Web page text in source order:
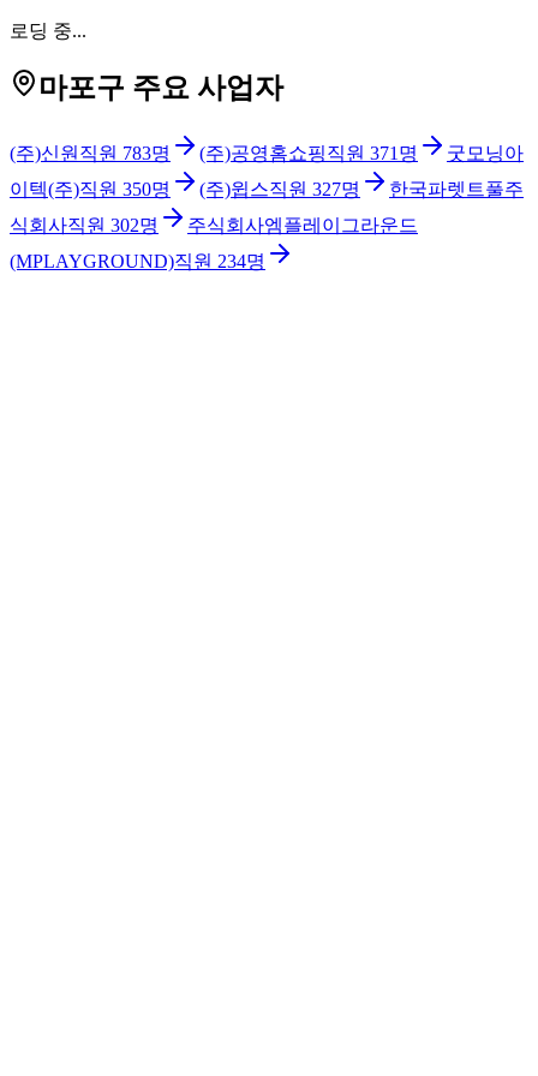
로딩 중...
마포구 주요 사업자
(주)신원 직원 783명 (주)공영홈쇼핑직원 371 명
굿모닝아
이텍(주)직원 350명 (주)윕스직원 327명
한국파렛트풀주
식회사직원 302명
주식회사엠플레이그라운드
(MPLAYGROUND)직원 234명